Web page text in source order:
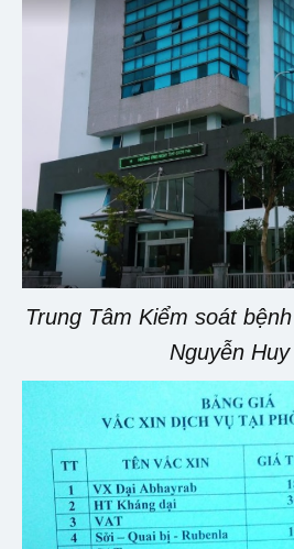
Trung Tâm Kiểm soát
Nguyễn